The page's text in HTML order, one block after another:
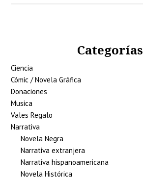
Categorías
Ciencia
Cómic / Novela Gráfica
Donaciones
Musica
Vales Regalo
Narrativa
Novela Negra
Narrativa extranjera
Narrativa hispanoamericana
Novela Histórica